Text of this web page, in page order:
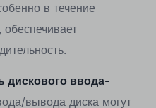
в течение
дискового ввода-
вывода диска могут